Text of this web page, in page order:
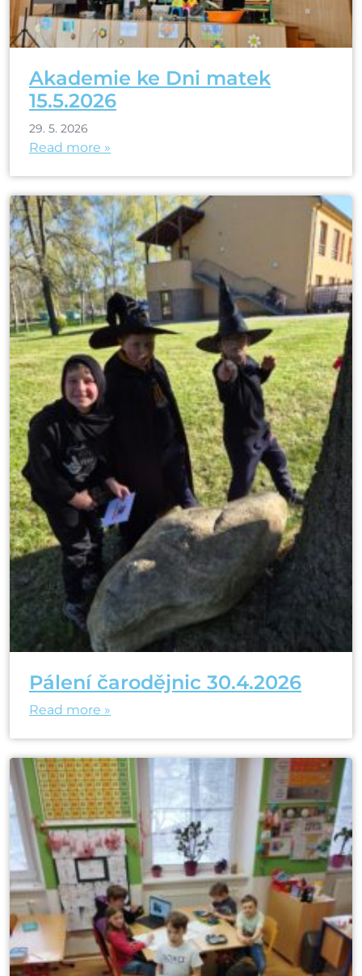
Akademie ke Dni matek
15.5.2026
29. 5. 2026
Read more »
Pálení čarodějnic 30.4.2026
Read more »